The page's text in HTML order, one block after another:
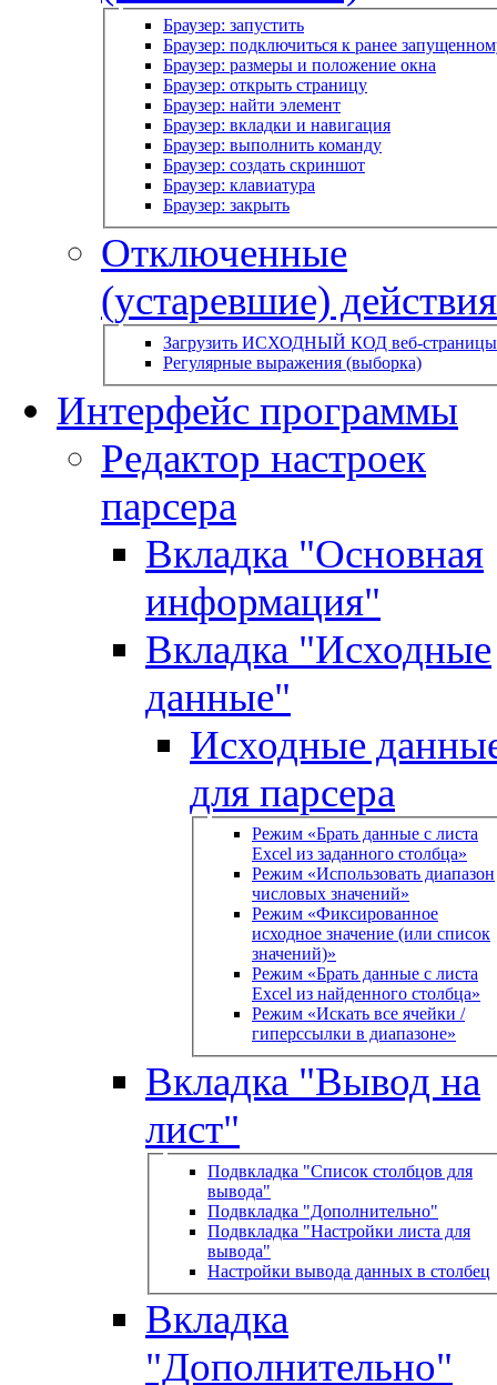
Браузер: запустить
Браузер: подключиться к ранее
Браузер: размеры и положение окна
Браузер: открыть страницу
Браузер: найти элемент
Браузер: вкладки и навигация
Браузер: выполнить команду
Браузер: создать скриншот
Браузер: клавиатура
Браузер: закрыть
Отключенные
(устаревшие) действия
Загрузить ИСХОДНЫЙ КОД веб-страницы
Регулярные выражения (выборка)
Интерфейс программы
Редактор настроек
парсера
Вкладка "Основная
информация"
Вкладка "Исходные
данные"
Исходные
для парсера
Режим «Брать данные с листа
Excel из заданного столбца»
Режим «Использовать диапазон
числовых значений»
Режим «Фиксированное
исходное значение (или список
значений)»
Режим «Брать данные с листа
Excel из найденного столбца»
Режим «Искать все ячейки /
гиперссылки в диапазоне»
Вкладка "Вывод на
лист"
Подвкладка "Список столбцов для
вывода"
Подвкладка "Дополнительно"
Подвкладка "Настройки листа для
вывода"
Настройки вывода данных в столбец
Вкладка
"Дополнительно"